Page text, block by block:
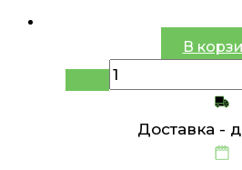
В
Доставка -